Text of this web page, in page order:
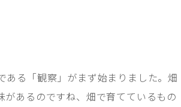
ある「観察」がまず始まりました。畑
あるのですね、畑で育てているもの